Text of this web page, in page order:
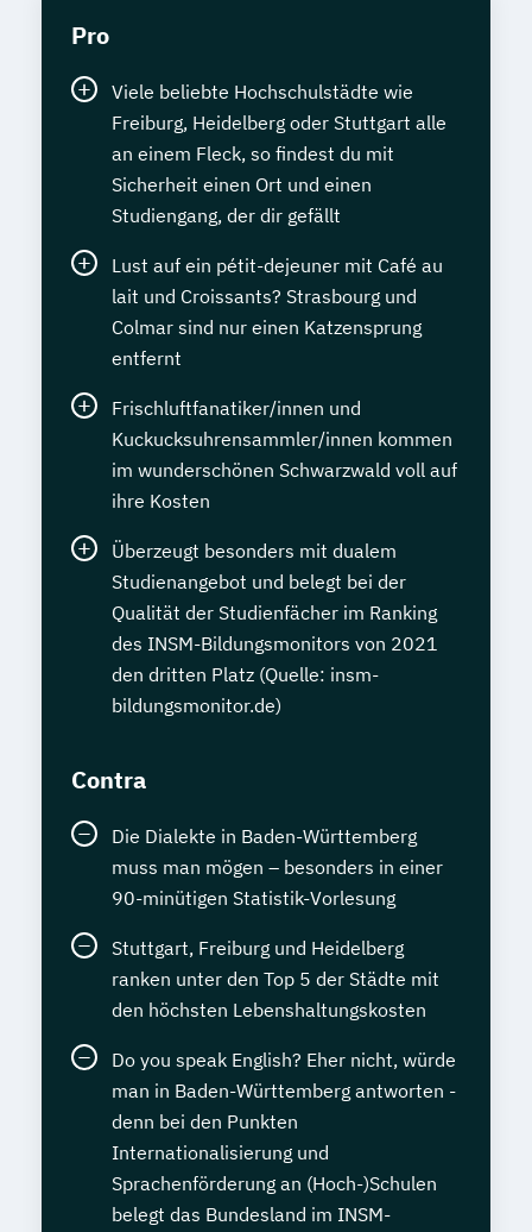
Pro
Viele beliebte Hochschulstädte wie
Freiburg, Heidelberg oder Stuttgart alle
an einem Fleck, so findest du mit
Sicherheit einen Ort und einen
Studiengang, der dir gefällt
Lust auf ein pétit-dejeuner mit Café au
lait und Croissants? Strasbourg und
Colmar sind nur einen Katzensprung
entfernt
Frischluftfanatiker/innen und
Kuckucksuhrensammler/innen kommen
im wunderschönen Schwarzwald voll auf
ihre Kosten
Überzeugt besonders mit dualem
Studienangebot und belegt bei der
Qualität der Studienfächer im Ranking
des INSM-Bildungsmonitors von 2021
den dritten Platz (Quelle: insm-
bildungsmonitor.de)
Contra
Die Dialekte in Baden-Württemberg
muss man mögen – besonders in einer
90-minütigen Statistik-Vorlesung
Stuttgart, Freiburg und Heidelberg
ranken unter den Top 5 der Städte mit
den höchsten Lebenshaltungskosten
Do you speak English? Eher nicht, würde
man in Baden-Württemberg antworten -
denn bei den Punkten
Internationalisierung und
Sprachenförderung an (Hoch-)Schulen
belegt das Bundesland im INSM-